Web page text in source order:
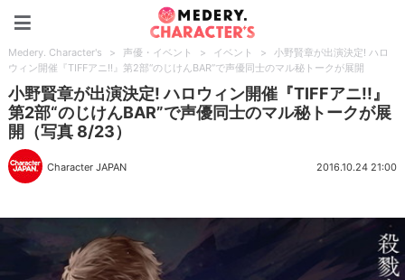
Medery. Character's > 声優・イベント > イベント >
小野賢章が出演決定! ハロ
ウィン開催『TIFFアニ!!』第2部“のじけんBAR”で声優同士のマル秘トークが展開
小野賢章が出演決定! ハロウィン開催『TIFFアニ!!』
第2部“のじけんBAR”で声優同士のマル秘トークが展
開（写真 8/23）
Character JAPAN 2016.10.24 21:00